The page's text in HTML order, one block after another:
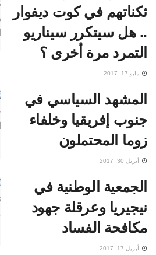
ثكناتهم في كوت ديفوار
.. هل سيتكرر سيناريو
التمرد مرة أخرى ؟
مايو 17, 2017
المشهد السياسي في
جنوب إفريقيا وخلفاء
زوما المحتملون
أبريل 30, 2017
الجمعية الوطنية في
نيجيريا وعرقلة جهود
مكافحة الفساد
أبريل 17, 2017